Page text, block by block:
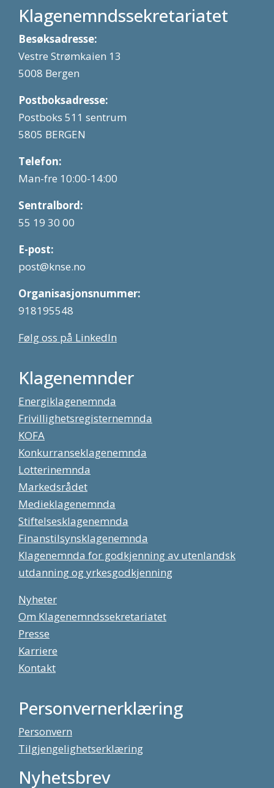
Klagenemndssekretariatet
Besøksadresse:
Vestre Strømkaien 13
5008 Bergen
Postboksadresse:
Postboks 511 sentrum
5805 BERGEN
Telefon:
Man-fre 10:00-14:00
Sentralbord:
55 19 30 00
E-post:
post@knse.no
Organisasjonsnummer:
918195548
Følg oss på LinkedIn
Klagenemnder
Energiklagenemnda
Frivillighetsregisternemnda
KOFA
Konkurranseklagenemnda
Lotterinemnda
Markedsrådet
Medieklagenemnda
Stiftelsesklagenemnda
Finanstilsynsklagenemnda
Klagenemnda for godkjenning av utenlandsk
utdanning og yrkesgodkjenning
Nyheter
Om Klagenemndssekretariatet
Presse
Karriere
Kontakt
Personvernerklæring
Personvern
Tilgjengelighetserklæring
Nyhetsbrev